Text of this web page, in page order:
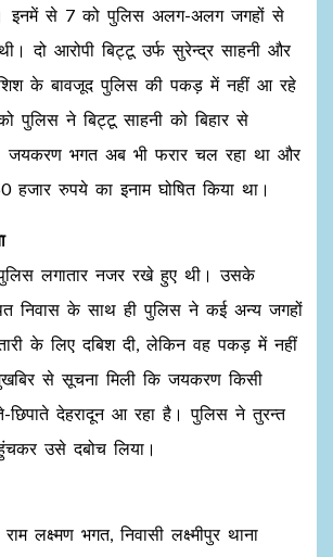
इनमें से 7 को पुलिस अलग-अलग जगहों से
दो आरोपी बिट्टू उर्फ सुरेन्द्र साहनी और
के बावजूद पुलिस की पकड़ में नहीं आ रहे
पुलिस ने बिट्टू साहनी को बिहार से
जयकरण भगत अब भी फरार चल रहा था और
रुपये का इनाम घोषित किया था।
लगातार नजर रखे हुए थी। उसके
निवास के साथ ही पुलिस ने कई अन्य जगहों
के लिए दबिश दी, लेकिन वह पकड़ में नहीं
से सूचना मिली कि जयकरण किसी
छिपाते देहरादून आ रहा है। पुलिस ने तुरन्त
उसे दबोच लिया।
लक्ष्मण भगत, निवासी लक्ष्मीपुर थाना